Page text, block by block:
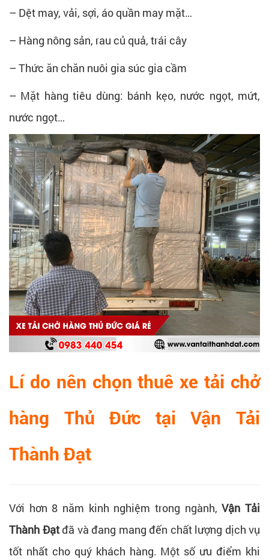
– Dệt may, vải, sợi, áo quần may mặt…
– Hàng nông sản, rau củ quả, trái cây
– Thức ăn chăn nuôi gia súc gia cầm
– Mặt hàng tiêu dùng: bánh kẹo, nước ngọt, mứt,
nước ngọt…
Lí do nên chọn thuê xe tải chở
hàng Thủ Đức tại Vận Tải
Thành Đạt
Với hơn 8 năm kinh nghiệm trong ngành,Vận Tải
Thành Đạtđã và đang mang đến chất lượng dịch vụ
tốt nhất cho quý khách hàng. Một số ưu điểm khi